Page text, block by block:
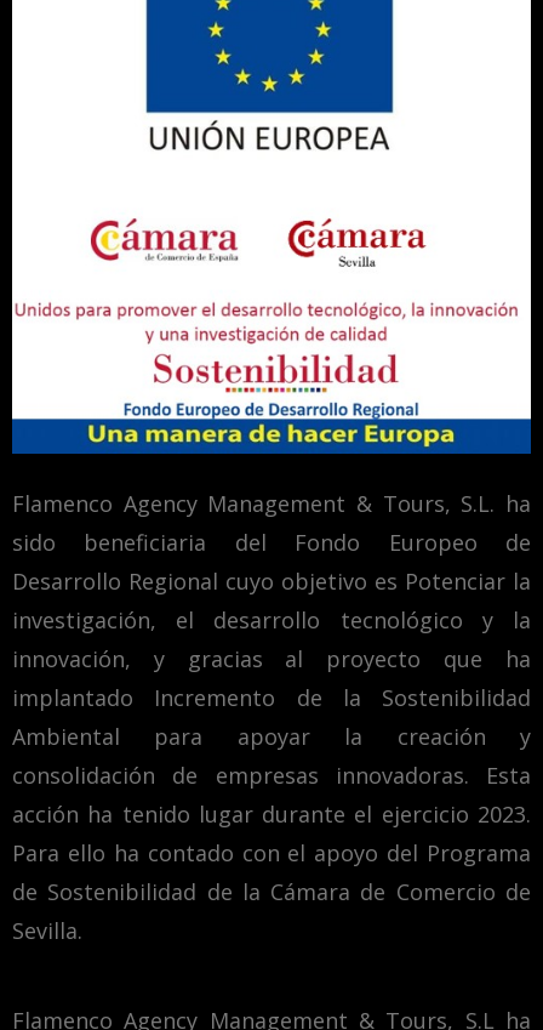
Flamenco Agency Management & Tours, S.L. ha
sido beneficiaria del Fondo Europeo de
Desarrollo Regional cuyo objetivo es Potenciar la
investigación, el desarrollo tecnológico y la
innovación, y gracias al proyecto que ha
implantado Incremento de la Sostenibilidad
Ambiental para apoyar la creación y
consolidación de empresas innovadoras. Esta
acción ha tenido lugar durante el ejercicio 2023.
Para ello ha contado con el apoyo del Programa
de Sostenibilidad de la Cámara de Comercio de
Sevilla.
Flamenco Agency Management & Tours, S.L ha